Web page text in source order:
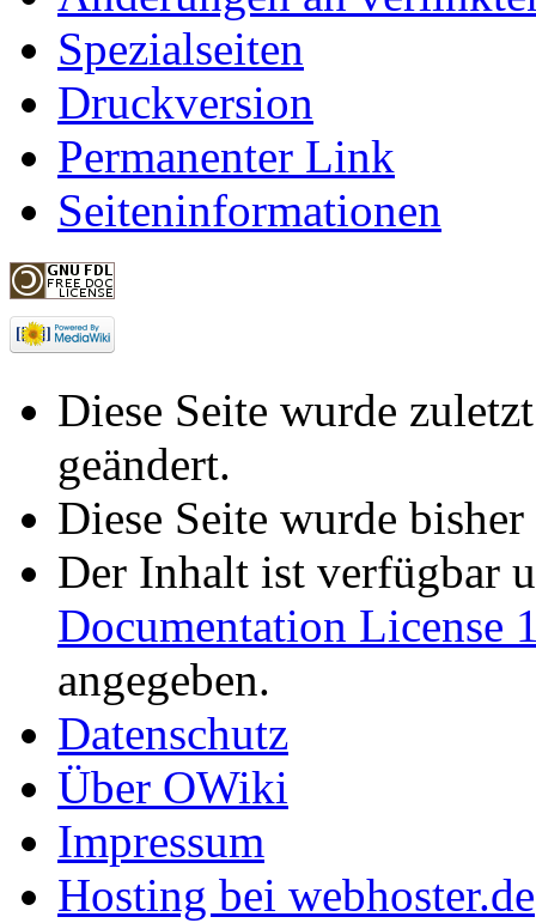
Spezialseiten
Druckversion
Permanenter Link
Seiteninformationen
Diese Seite wurde
geändert.
Diese Seite wurde
Der Inhalt ist verfügbar
Documentation License
angegeben.
Datenschutz
Über OWiki
Impressum
Hosting bei webhoster.de